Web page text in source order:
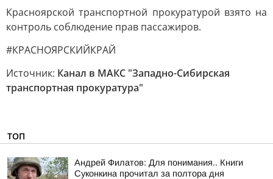
Красноярской транспортной прокуратурой взято на
контроль соблюдение прав пассажиров.
#КРАСНОЯРСКИЙКРАЙ
Источник: Канал в МАКС "Западно-Сибирская
транспортная прокуратура"
ТОП
Андрей Филатов: Для понимания.. Книги
Суконкина прочитал за полтора дня